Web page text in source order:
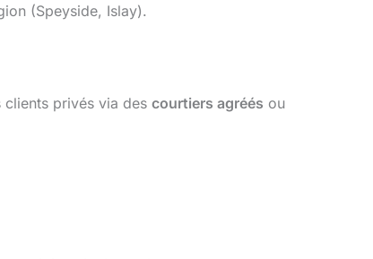
(Speyside, Islay).
clients privés via des courtiers agréés ou